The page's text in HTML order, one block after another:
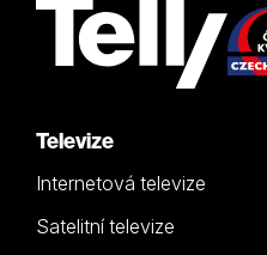
Televize
Internetová televize
Satelitní televize